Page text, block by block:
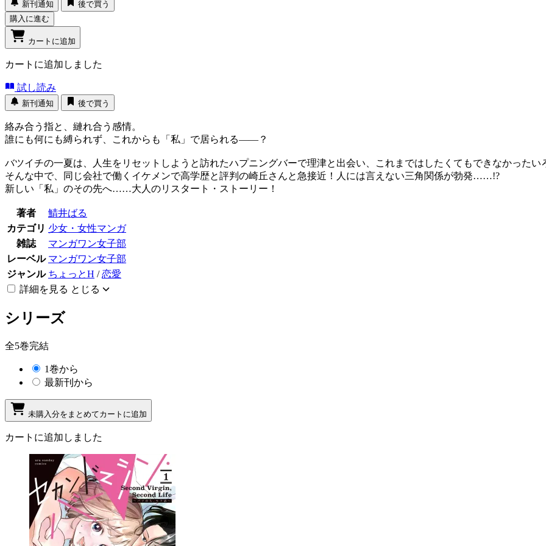
新刊通知
後で買う
購入に進む
カートに追加
カートに追加しました
試し読み
新刊通知 後で買う
絡み合う指と、縺れ合う感情。
誰にも何にも縛られず、これからも「私」で居られる――？
バツイチの一夏は、人生をリセットしようと訪れたハプニングバーで理津と出会い、これまではしたくてもできなかったい
そんな中で、同じ会社で働くイケメンで高学歴と評判の崎丘さんと急接近！人には言えない三角関係が勃発……!?
新しい「私」のその先へ……大人のリスタート・ストーリー！
著者
鯖井ばる
カテゴリ 少女・女性マンガ
雑誌
マンガワン女子部
レーベル マンガワン女子部
ジャンル ちょっとH /恋愛
詳細を見る とじる
シリーズ
全5巻完結
1巻から
最新刊から
未購入分をまとめてカートに追加
カートに追加しました